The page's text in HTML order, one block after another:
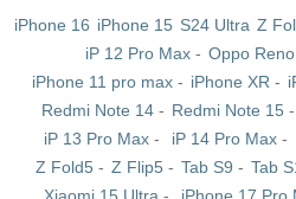
Huawei Mate Series là dòng
tới khách hàng là những
trung vào tính năng phù hợp
Đặc biệt với dòng Pro có
viền siêu mỏng tương tự như
iPhone 16 iPhone 15 S24 Ultra Z
iP 12 Pro Max- Oppo
iPhone 11 pro max- iPhone XR -
Redmi Note 14 - Redmi Note 15 -
iP 13 Pro Max - iP 14 Pro Max -
Z Fold5 - Z Flip5 - Tab S9 - Tab
Xiaomi 15 Ultra - iPhone 17 Pro